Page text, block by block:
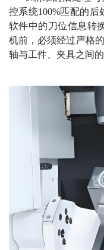
控系统100%匹配的
软件中的刀位信息转
机前，必须经过严格
轴与工件、夹具之间